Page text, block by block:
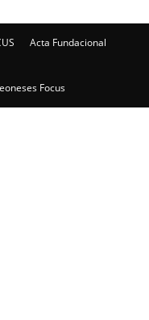
Acta Fundacional
Focus